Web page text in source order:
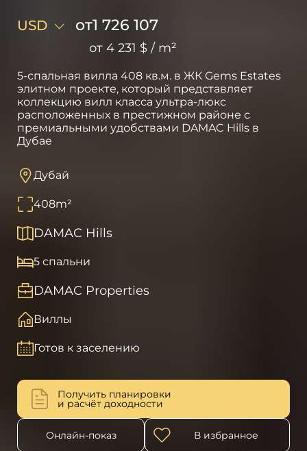
5-спальная вилла 408 кв.м. в ЖК Gems Estates
элитном проекте, который представляет
коллекцию вилл класса ультра-люкс
расположенных в престижном районе с
премиальными удобствами DAMAC Hills в
Дубае
Дубай
408m²
DAMAC Hills
5 спальни
DAMAC Properties
Виллы
Готов к заселению
USD от1 726 107
от 4 231 $ / m²
Получить планировки
и расчёт доходности
Онлайн-показ В избранное